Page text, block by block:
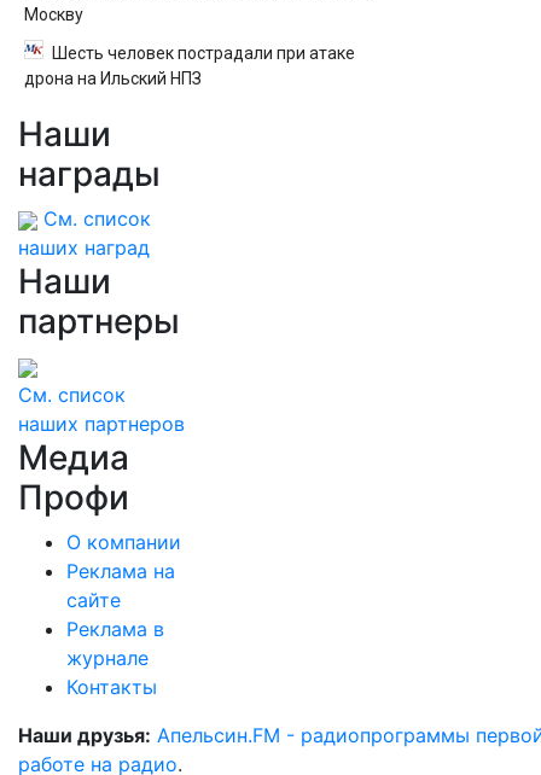
Москву
Шесть человек пострадали при атаке
дрона на Ильский НПЗ
Наши
награды
См. список
наших наград
Наши
партнеры
См. список
наших партнеров
Медиа
Профи
О компании
Реклама на
сайте
Реклама в
журнале
Контакты
Наши друзья: Апельсин.FM - радиопрограммы
работе на радио.